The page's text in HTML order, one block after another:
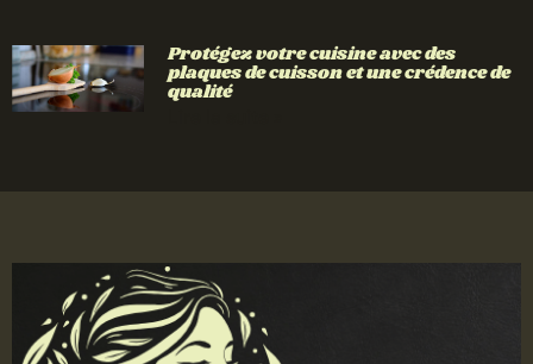
Protégez votre cuisine avec des
plaques de cuisson et une crédence de
qualité